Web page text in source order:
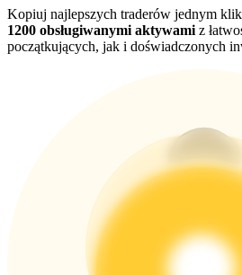
Crypto World Cup 2026: Grand
77,777+3k Rewards
Więcej wydarzeń
Wygraj nagrody i ekskluzywne
Kopiuj najlepszych traderów jednym
1200 obsługiwanymi aktywami z
początkujących, jak i doświadczonych